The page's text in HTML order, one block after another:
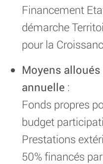
Financement
démarche
pour la
Moyens
annuelle :
Fonds propres
budget
Prestations
50% financés par